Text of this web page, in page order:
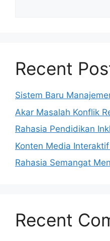
Recent
Sistem Baru
Akar Masalah Konflik
Rahasia Pendidikan
Konten Media
Rahasia Semangat
Recent